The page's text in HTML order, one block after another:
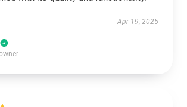
Apr 19, 2025